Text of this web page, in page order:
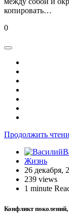
копировать…
0
Продолжить
Жизнь
26 декабря,
239 views
1 minute
Конфликт поколений,